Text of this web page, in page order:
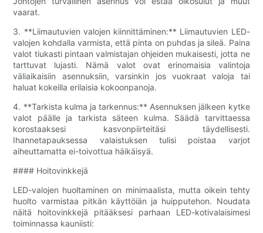
vaarat.
3. **Liimautuvien valojen kiinnittäminen:** Liimautuvien LED-
valojen kohdalla varmista, että pinta on puhdas ja sileä. Paina
valot tiukasti pintaan valmistajan ohjeiden mukaisesti, jotta ne
tarttuvat lujasti. Nämä valot ovat erinomaisia ​​valintoja
väliaikaisiin asennuksiin, varsinkin jos vuokraat valoja tai
haluat kokeilla erilaisia ​​kokoonpanoja.
4. **Tarkista kulma ja tarkennus:** Asennuksen jälkeen kytke
valot päälle ja tarkista säteen kulma. Säädä tarvittaessa
korostaaksesi kasvonpiirteitäsi täydellisesti.
Ihannetapauksessa valaistuksen tulisi poistaa varjot
aiheuttamatta ei-toivottua häikäisyä.
#### Hoitovinkkejä
LED-valojen huoltaminen on minimaalista, mutta oikein tehty
huolto varmistaa pitkän käyttöiän ja huipputehon. Noudata
näitä hoitovinkkejä pitääksesi parhaan LED-kotivalaisimesi
toiminnassa kauniisti: